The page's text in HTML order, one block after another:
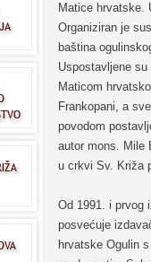
Matice hrvatske.
Organiziran je
baština
Uspostavljene
Maticom
Frankopani, a
povodom
autor mons. Mile
u crkvi Sv. Križa
Od 1991. i prvog
posvećuje
hrvatske Ogulin